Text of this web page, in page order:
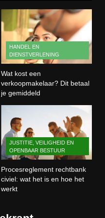
verkoopmakelaar?
DIENSTVERLENING
en hoe
in de praktijk?
rechtbank civiel:
en hoe het werkt
HANDEL EN
DIENSTVERLENING
Wat kost een
verkoopmakelaar? Dit betaal
je gemiddeld
JUSTITIE, VEILIGHEID EN
OPENBAAR BESTUUR
Procesreglement rechtbank
civiel: wat het is en hoe het
werkt